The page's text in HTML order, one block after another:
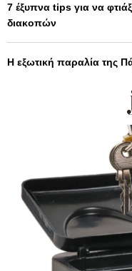
7 έξυπνα tips για να
διακοπών
Η εξωτική παραλία της